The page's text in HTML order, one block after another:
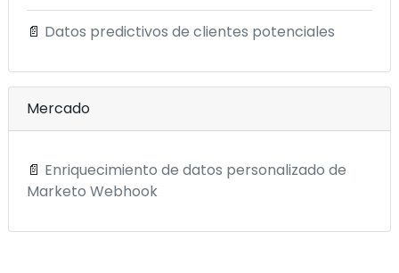
📄 Datos predictivos de clientes potenciales
Mercado
📄 Enriquecimiento de datos personalizado de
Marketo Webhook